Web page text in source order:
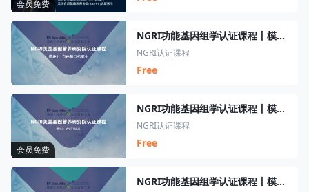
会员免费
NGRI功能基因组学认证课程丨模块1丨自由基与氧化
NGRI认证课程
Free
会员免费
NGRI功能基因组学认证课程丨模块2丨铁与芬顿反应
NGRI认证课程
Free
NGRI功能基因组学认证课程丨模块3丨一氧化氮和NOS解偶联